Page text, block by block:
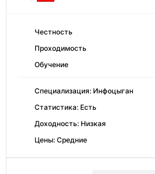
Честность
Проходимость
Обучение
Специализация: Инфоцыган
Статистика: Есть
Доходность: Низкая
Цены: Средние